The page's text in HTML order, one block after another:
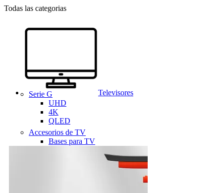
Todas las categorias
Televisores
Serie G
UHD
4K
QLED
Accesorios de TV
Bases para TV